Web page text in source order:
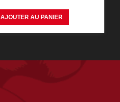
AJOUTER AU PANIER